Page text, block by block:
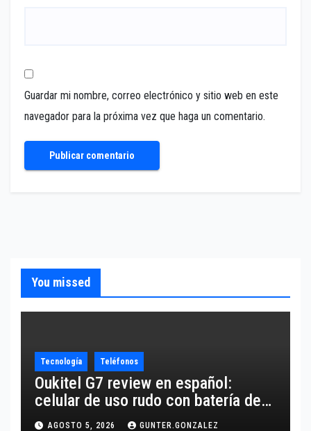
Guardar mi nombre, correo electrónico y sitio web en este
navegador para la próxima vez que haga un comentario.
You missed
Tecnología Teléfonos
Oukitel G7 review en español:
celular de uso rudo con batería de
10,600 mAh
AGOSTO 5, 2026 GUNTER.GONZALEZ